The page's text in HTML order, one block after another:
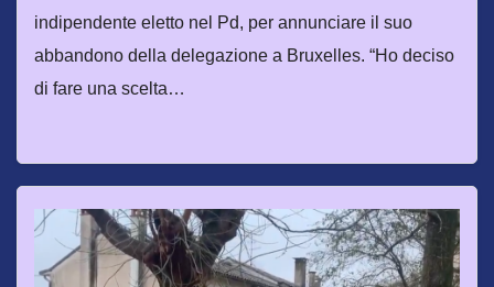
indipendente eletto nel Pd, per annunciare il suo
abbandono della delegazione a Bruxelles. “Ho deciso
di fare una scelta…